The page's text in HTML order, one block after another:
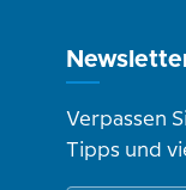
Verpassen
Tipps und